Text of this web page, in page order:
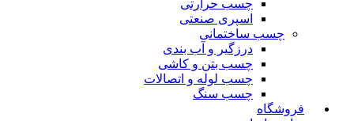
چسب حرارتی
اسپری صنعتی
چسب ساختمانی
درزگیر و آب بندی
چسب بتن و کاشی
چسب لوله و اتصالات
چسب سنگ
فروشگاه